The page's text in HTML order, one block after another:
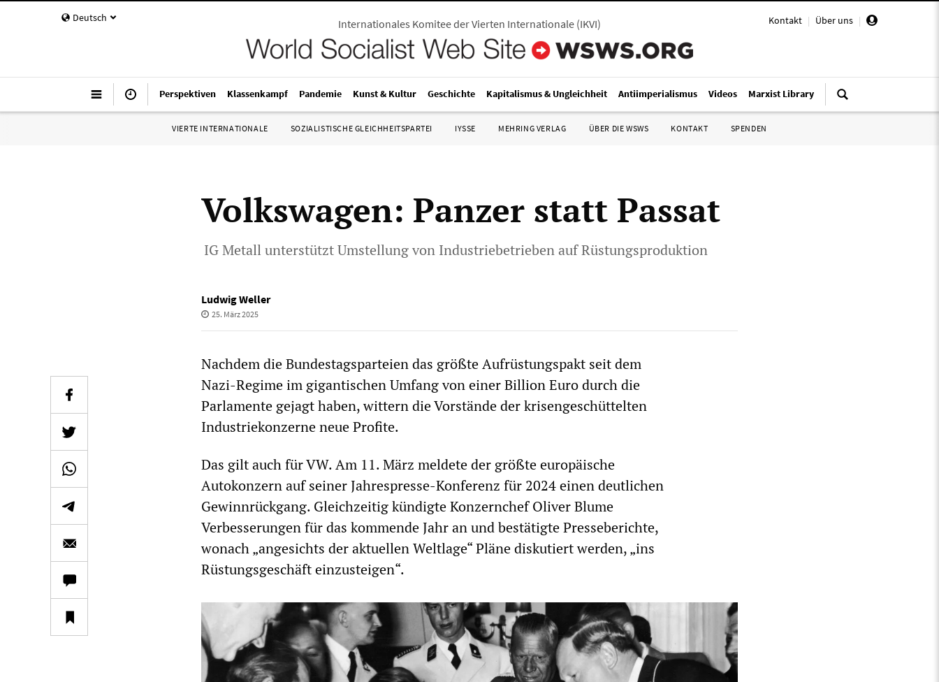
Deutsch Kontakt | Über uns |
Internationales Komitee der Vierten Internationale (IKVI)
Perspektiven Klassenkampf Pandemie Kunst & Kultur Geschichte Kapitalismus & Ungleichheit Antiimperialismus Videos Marxist Library
VIERTE INTERNATIONALE SOZIALISTISCHE GLEICHHEITSPARTEI IYSSE MEHRING VERLAG ÜBER DIE WSWS KONTAKT SPENDEN
Volkswagen: Panzer statt Passat
IG Metall unterstützt Umstellung von Industriebetrieben auf Rüstungsproduktion
Ludwig Weller
25. März 2025
Nachdem die Bundestagsparteien das größte Aufrüstungspakt seit dem
Nazi-Regime im gigantischen Umfang von einer Billion Euro durch die
Parlamente gejagt haben, wittern die Vorstände der krisengeschüttelten
Industriekonzerne neue Profite.
Das gilt auch für VW. Am 11. März meldete der größte europäische
Autokonzern auf seiner Jahrespresse-Konferenz für 2024 einen deutlichen
Gewinnrückgang. Gleichzeitig kündigte Konzernchef Oliver Blume
Verbesserungen für das kommende Jahr an und bestätigte Presseberichte,
wonach „angesichts der aktuellen Weltlage“ Pläne diskutiert werden, „ins
Rüstungsgeschäft einzusteigen“.